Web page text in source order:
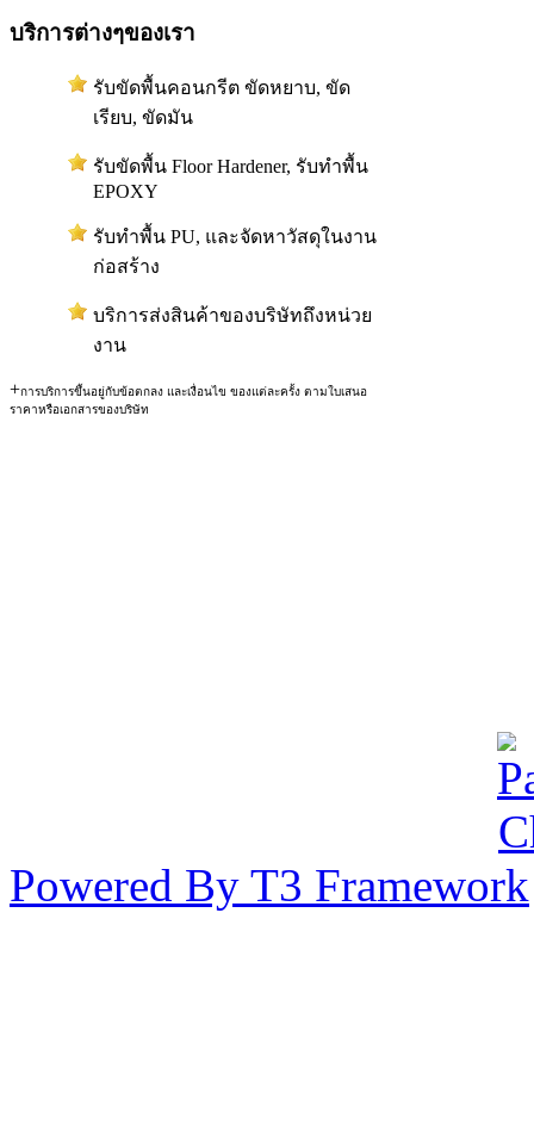
บริการต่างๆของเรา
รับขัดพื้นคอนกรีต ขัดหยาบ, ขัด
เรียบ, ขัดมัน
รับขัดพื้น Floor Hardener, รับทำพื้น
EPOXY
รับทำพื้น PU, และจัดหาวัสดุในงาน
ก่อสร้าง
บริการส่งสินค้าของบริษัทถึงหน่วย
งาน
+การบริการขึ้นอยู่กับข้อตกลง และเงื่อนไข ของแต่ละครั้ง ตามใบเสนอ
ราคาหรือเอกสารของบริษัท
Powered By T3 Framework